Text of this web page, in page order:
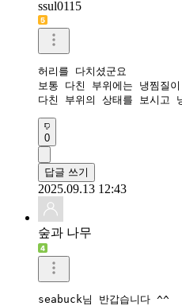
ssul0115
허리를 다치셨군요
보통 다친 부위에는 냉찜질
다친 부위의 상태를 보시고
0
답글 쓰기
2025.09.13 12:43
숲과 나무
seabuck님 반갑습니다 ^^